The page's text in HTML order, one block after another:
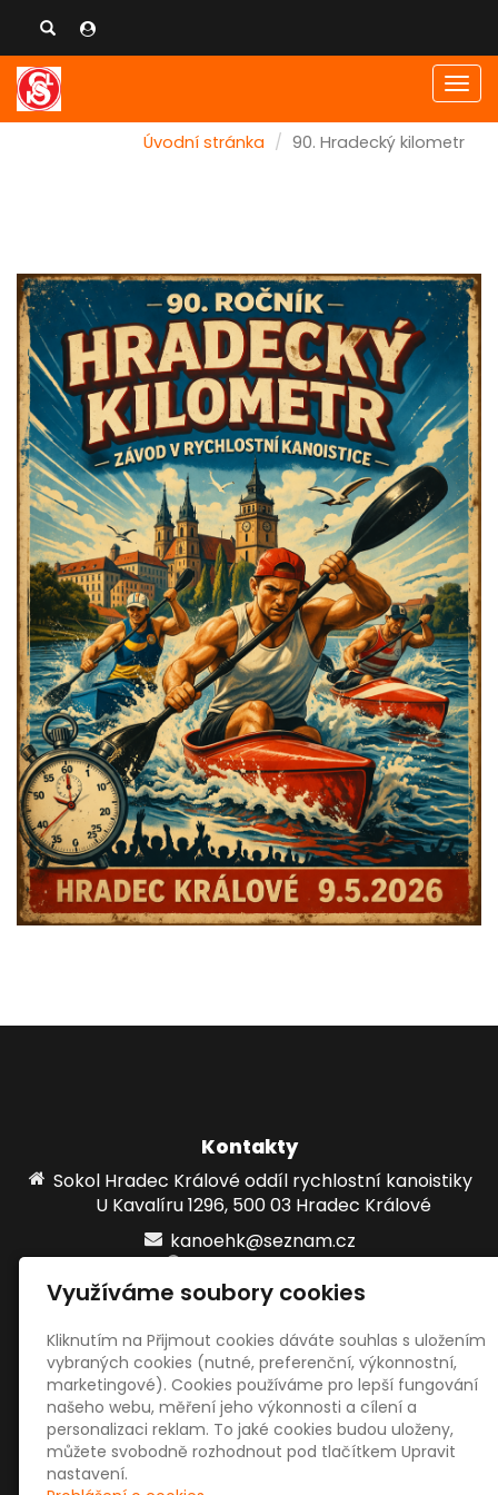
Úvodní stránka 90. Hradecký kilometr
Kontakty
Sokol Hradec Králové oddíl rychlostní kanoistiky
U Kavalíru 1296, 500 03 Hradec Králové
kanoehk@seznam.cz
www.kanoehk.cz
724861215
Sociální sítě
Využíváme soubory cookies
Kliknutím na Přijmout cookies dáváte souhlas s uložením
vybraných cookies (nutné, preferenční, výkonnostní,
marketingové). Cookies používáme pro lepší fungování
našeho webu, měření jeho výkonnosti a cílení a
personalizaci reklam. To jaké cookies budou uloženy,
můžete svobodně rozhodnout pod tlačítkem Upravit
nastavení.